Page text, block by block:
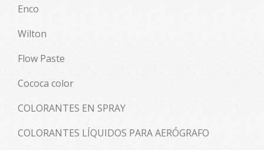
Enco
Wilton
Flow Paste
Cococa color
COLORANTES EN SPRAY
COLORANTES LÍQUIDOS PARA AERÓGRAFO